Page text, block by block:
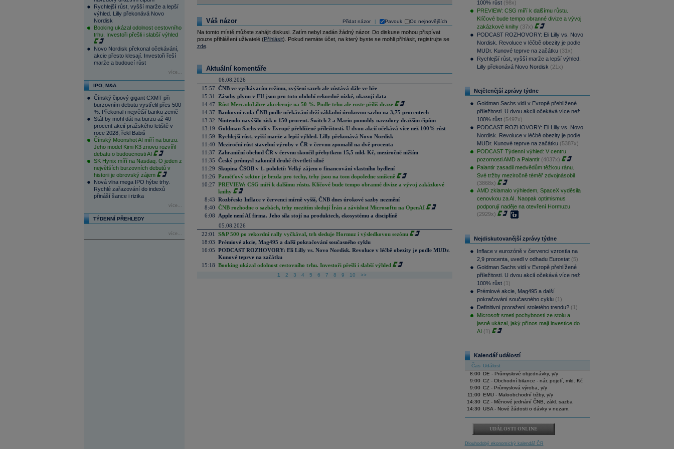
Rychlejší růst, vyšší marže a lepší
výhled. Lilly překonává Novo
Nordisk
Booking ukázal odolnost cestovního
trhu. Investoři přešli i slabší výhled
Novo Nordisk překonal očekávání,
akcie přesto klesají. Investoři řeší
marže a budoucí růst
více...
IPO, M&A
Čínský čipový gigant CXMT při
burzovním debutu vystřelil přes 500
%. Překonal i největší banku země
Stát by mohl dát na burzu až 40
procent akcií pražského letiště v
roce 2028, řekl Babiš
Čínský Moonshot AI míří na burzu.
Jeho model Kimi K3 znovu rozvířil
debatu o budoucnosti AI
SK Hynix míří na Nasdaq. O jeden z
největších burzovních debutů v
historii je obrovský zájem
Nová vlna mega IPO hýbe trhy.
Rychlé zařazování do indexů
přináší šance i rizika
více...
TÝDENNÍ PŘEHLEDY
více...
Přidat názor Pavouk Od nejnovějších
Váš názor
Na tomto místě můžete zahájit diskusi. Zatím nebyl zadán žádný názor. Do diskuse mohou přispívat
pouze přihlášení uživatelé (Přihlásit). Pokud nemáte účet, na který byste se mohli přihlásit, registrujte se
zde.
Aktuální komentáře
06.08.2026
15:57 ČNB ve vyčkávacím režimu, zvýšení sazeb ale zůstává dále ve hře
15:31
Zásoby plynu v EU jsou pro toto období rekordně nízké, ukazují data
14:47 Růst MercadoLibre akceleruje na 50 %. Podle trhu ale roste příliš draze
14:37 Bankovní rada ČNB podle očekávání drží základní úrokovou sazbu na 3,75 procentech
13:32 Nintendo navýšilo zisk o 150 procent. Switch 2 a Mario pomohly navzdory dražším čipům
13:19 Goldman Sachs vidí v Evropě přehlížené příležitosti. U dvou akcií očekává více než 100% růst
11:59 Rychlejší růst, vyšší marže a lepší výhled. Lilly překonává Novo Nordisk
11:40 Meziroční růst stavební výroby v ČR v červnu zpomalil na dvě procenta
11:37
Zahraniční obchod ČR v červnu skončil přebytkem 15,5 mld. Kč, meziročně nižším
11:35 Český průmysl zakončil druhé čtvrtletí silně
11:29 Skupina ČSOB v 1. pololetí: Velký zájem o financování vlastního bydlení
11:26 Paměťový sektor je brzda pro techy, trhy jsou na tom dopoledne smíšeně
10:27 PREVIEW: CSG míří k dalšímu růstu. Klíčové bude tempo obranné divize a vývoj zakázkové
knihy
8:43 Rozbřesk: Inflace v červenci mírně vyšší, ČNB dnes úrokové sazby nezmění
8:40 ČNB rozhodne o sazbách, trhy mezitím sledují Írán a závislost Microsoftu na OpenAI
6:08
Apple není AI firma. Jeho síla stojí na produktech, ekosystému a disciplíně
05.08.2026
22:01
S&P 500 po rekordní rally vyčkával, trh sleduje Hormuz i výsledkovou sezónu
18:03 Prémiové akcie, Mag495 a další pokračování současného cyklu
16:05 PODCAST ROZHOVORY: Eli Lilly vs. Novo Nordisk. Revoluce v léčbě obezity je podle MUDr.
Kunové teprve na začátku
15:18 Booking ukázal odolnost cestovního trhu. Investoři přešli i slabší výhled
1 2 3 4 5 6 7 8 9 10 >>
100% růst (98x)
PREVIEW: CSG míří k dalšímu růstu.
Klíčové bude tempo obranné divize a vývoj
zakázkové knihy (37x)
PODCAST ROZHOVORY: Eli Lilly vs. Novo
Nordisk. Revoluce v léčbě obezity je podle
MUDr. Kunové teprve na začátku (31x)
Rychlejší růst, vyšší marže a lepší výhled.
Lilly překonává Novo Nordisk (21x)
Nejčtenější zprávy týdne
Goldman Sachs vidí v Evropě přehlížené
příležitosti. U dvou akcií očekává více než
100% růst (5497x)
PODCAST ROZHOVORY: Eli Lilly vs. Novo
Nordisk. Revoluce v léčbě obezity je podle
MUDr. Kunové teprve na začátku (5387x)
PODCAST Týdenní výhled: V centru
pozornosti AMD a Palantir (4037x)
Palantir zasadil medvědům těžkou ránu.
Své tržby meziročně téměř zdvojnásobil
(3868x)
AMD zklamalo výhledem, SpaceX vyděsila
cenovkou za AI. Naopak optimismus
podporují naděje na otevření Hormuzu
(2929x)
Nejdiskutovanější zprávy týdne
Inflace v eurozóně v červenci vzrostla na
2,9 procenta, uvedl v odhadu Eurostat (5)
Goldman Sachs vidí v Evropě přehlížené
příležitosti. U dvou akcií očekává více než
100% růst (1)
Prémiové akcie, Mag495 a další
pokračování současného cyklu (1)
Definitivní proražení stoletého trendu? (1)
Microsoft smetl pochybnosti ze stolu a
jasně ukázal, jaký přínos mají investice do
AI (1)
Kalendář událostí
Čas Událost
8:00
DE - Průmyslové objednávky, y/y
9:00 CZ - Obchodní bilance - nár. pojetí, mld. Kč
9:00 CZ - Průmyslová výroba, y/y
11:00
EMU - Maloobchodní tržby, y/y
14:30 CZ - Měnové jednání ČNB, zákl. sazba
14:30 USA - Nové žádosti o dávky v nezam.
UDÁLOSTI ONLINE
Dlouhodobý ekonomický kalendář ČR